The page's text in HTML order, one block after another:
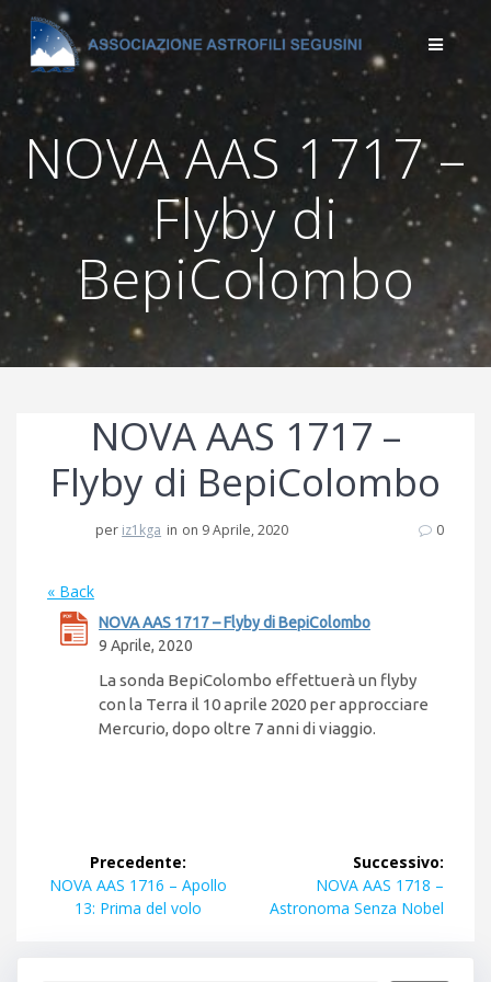
Salta
al
contenuto
NOVA AAS 1717 –
Flyby di
BepiColombo
NOVA AAS 1717 –
Flyby di BepiColombo
per iz1kga in on 9 Aprile, 2020 0
« Back
NOVA AAS 1717 – Flyby di BepiColombo
9 Aprile, 2020
La sonda BepiColombo effettuerà un flyby
con la Terra il 10 aprile 2020 per approcciare
Mercurio, dopo oltre 7 anni di viaggio.
Navigazione
articoli
Precedente:
Articolo
precedente:
NOVA AAS 1716 – Apollo
13: Prima del volo
Successivo:
Articolo
successivo:
NOVA AAS 1718 –
Astronoma Senza Nobel